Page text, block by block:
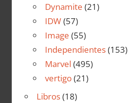
Dynamite (21)
IDW(57)
Image (55)
Independientes(153)
Marvel (495)
vertigo(21)
Libros(18)